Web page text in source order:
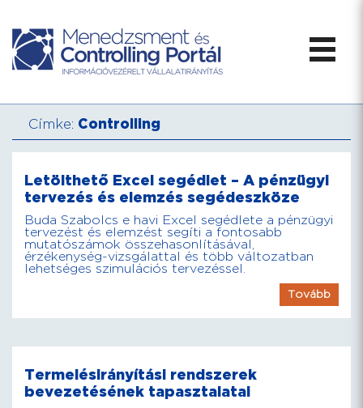
Címke: Controlling
Letölthető Excel segédlet – A pénzügyi
tervezés és elemzés segédeszköze
Buda Szabolcs e havi Excel segédlete a pénzügyi
tervezést és elemzést segíti a fontosabb
mutatószámok összehasonlításával,
érzékenység-vizsgálattal és több változatban
lehetséges szimulációs tervezéssel.
Tovább
Termelésirányítási rendszerek
bevezetésének tapasztalatai